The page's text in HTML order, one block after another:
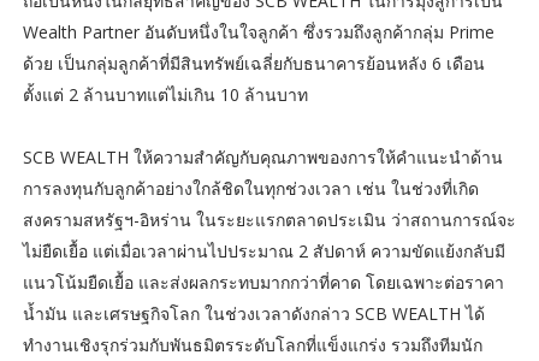
Wealth Partner อันดับหนึ่งในใจลูกค้า ซึ่งรวมถึงลูกค้ากลุ่ม Prime
ด้วย เป็นกลุ่มลูกค้าที่มีสินทรัพย์เฉลี่ยกับธนาคารย้อนหลัง 6 เดือน
ตั้งแต่ 2 ล้านบาทแต่ไม่เกิน 10 ล้านบาท
SCB WEALTH ให้ความสำคัญกับคุณภาพของการให้คำแนะนำด้าน
การลงทุนกับลูกค้าอย่างใกล้ชิดในทุกช่วงเวลา เช่น ในช่วงที่เกิด
สงครามสหรัฐฯ-อิหร่าน ในระยะแรกตลาดประเมิน ว่าสถานการณ์จะ
ไม่ยืดเยื้อ แต่เมื่อเวลาผ่านไปประมาณ 2 สัปดาห์ ความขัดแย้งกลับมี
แนวโน้มยืดเยื้อ และส่งผลกระทบมากกว่าที่คาด โดยเฉพาะต่อราคา
น้ำมัน และเศรษฐกิจโลก ในช่วงเวลาดังกล่าว SCB WEALTH ได้
ทำงานเชิงรุกร่วมกับพันธมิตรระดับโลกที่แข็งแกร่ง รวมถึงทีมนัก